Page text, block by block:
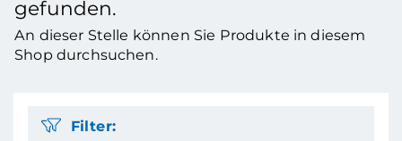
gefunden.
An dieser Stelle können Sie Produkte in diesem
Shop durchsuchen.
Filter: